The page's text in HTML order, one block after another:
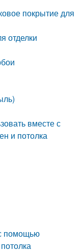
покрытие для
отделки
вместе с
и потолка
помощью